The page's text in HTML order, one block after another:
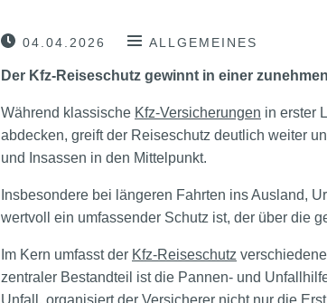
04.04.2026 ALLGEMEINES
Der Kfz-Reiseschutz gewinnt in einer
Während klassische Kfz-Versicherungen in erster
abdecken, greift der Reiseschutz deutlich weiter
und Insassen in den Mittelpunkt.
Insbesondere bei längeren Fahrten ins Ausland,
wertvoll ein umfassender Schutz ist, der über die
Im Kern umfasst der Kfz-Reiseschutz
zentraler Bestandteil ist die Pannen- und
Unfall, organisiert der Versicherer nicht nur die